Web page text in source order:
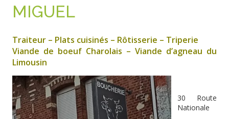
MIGUEL
Traiteur – Plats cuisinés – Rôtisserie – Triperie
Viande de boeuf Charolais – Viande d’agneau du
Limousin
30 Route
Nationale